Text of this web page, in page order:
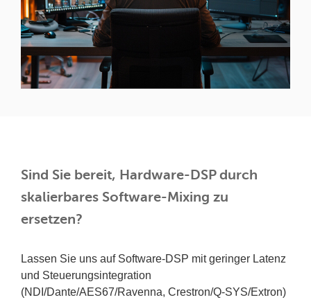
Sind Sie bereit, Hardware-DSP durch
skalierbares Software-Mixing zu
ersetzen?
Lassen Sie uns auf Software-DSP mit geringer Latenz
und Steuerungsintegration
(NDI/Dante/AES67/Ravenna, Crestron/Q-SYS/Extron)